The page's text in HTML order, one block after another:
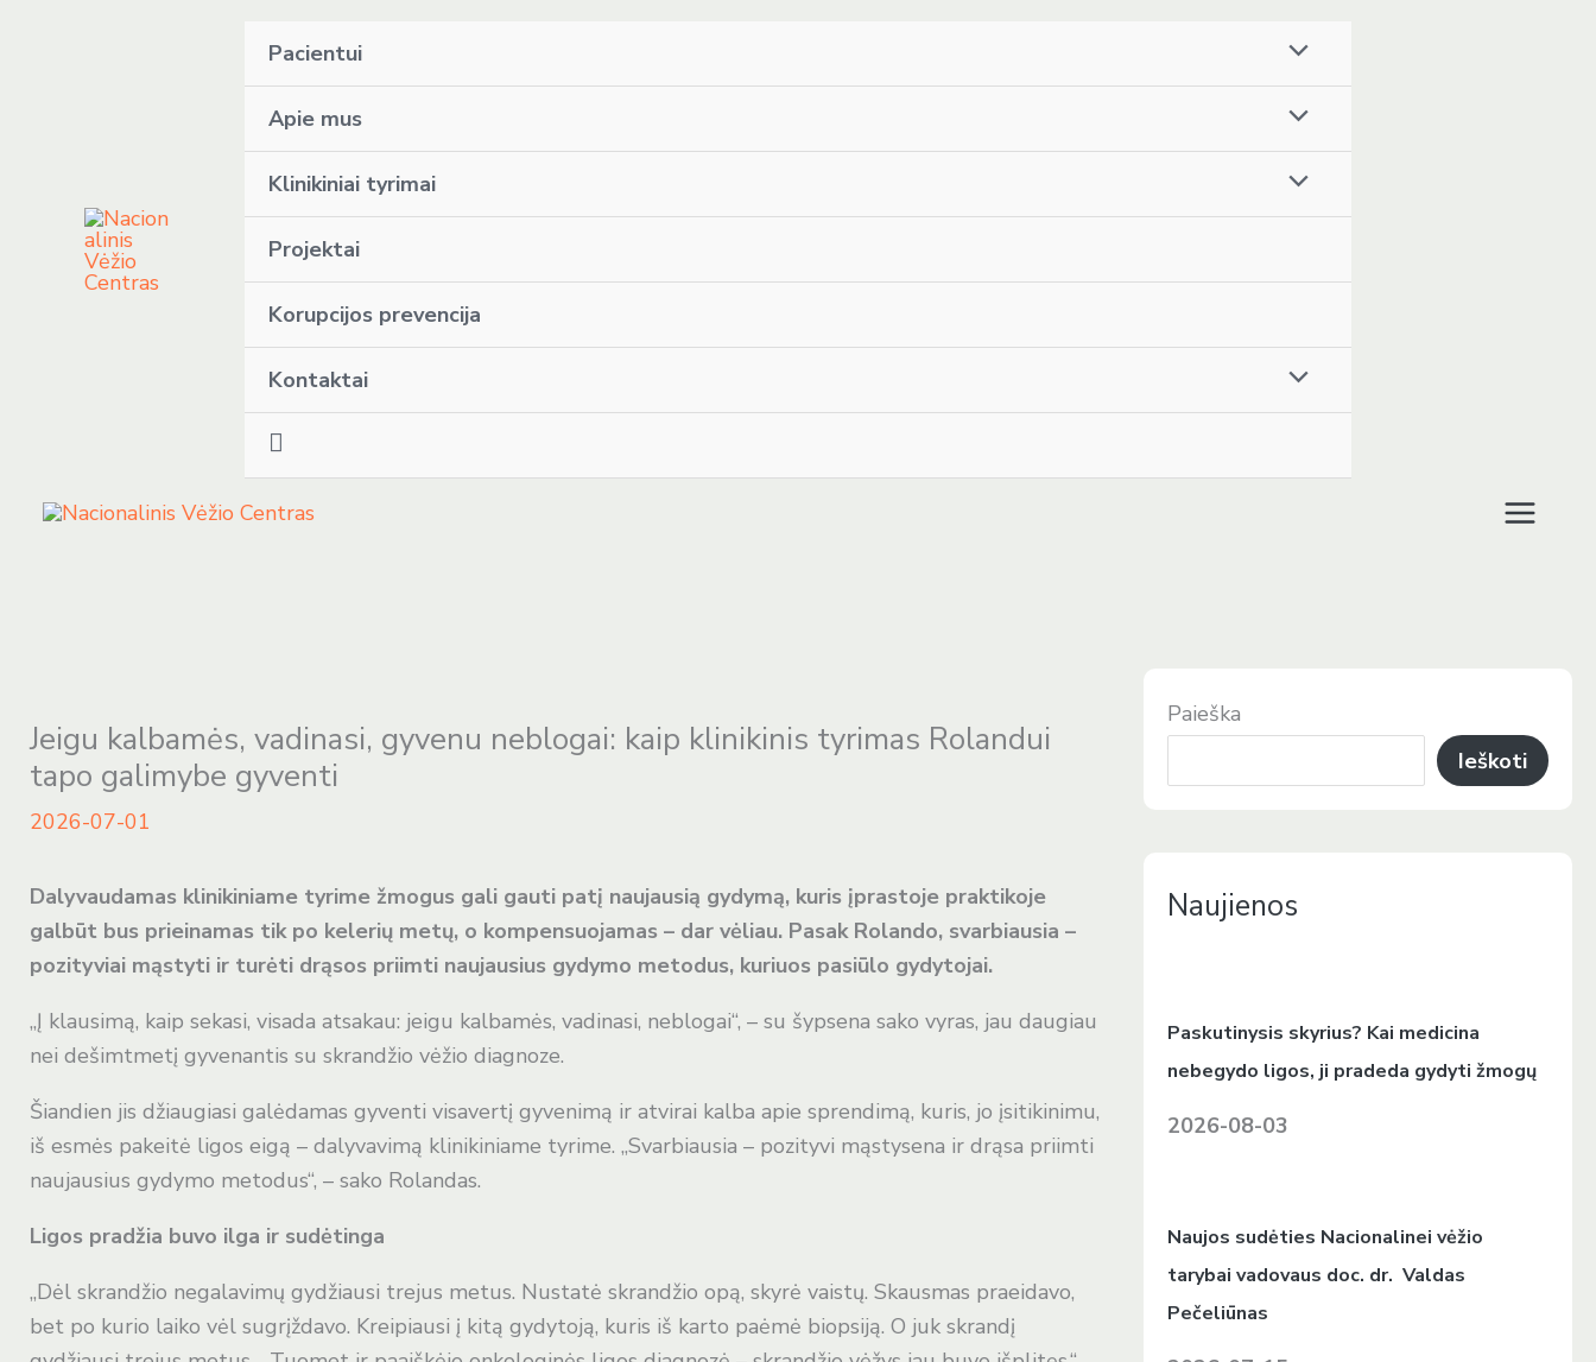
Pacientui
Apie mus
Klinikiniai tyrimai
Projektai
Korupcijos prevencija
Kontaktai
u
t
e
m
s
e
l
Jeigu kalbamės, vadinasi, gyvenu neblogai: kaip klinikinis tyrimas Rolandui
tapo galimybe gyventi
2026-07-01
Dalyvaudamas klinikiniame tyrime žmogus gali gauti patį naujausią gydymą, kuris įprastoje praktikoje
galbūt bus prieinamas tik po kelerių metų, o kompensuojamas – dar vėliau. Pasak Rolando, svarbiausia –
pozityviai mąstyti ir turėti drąsos priimti naujausius gydymo metodus, kuriuos pasiūlo gydytojai.
„Į klausimą, kaip sekasi, visada atsakau: jeigu kalbamės, vadinasi, neblogai“, – su šypsena sako vyras, jau daugiau
nei dešimtmetį gyvenantis su skrandžio vėžio diagnoze.
Šiandien jis džiaugiasi galėdamas gyventi visavertį gyvenimą ir atvirai kalba apie sprendimą, kuris, jo įsitikinimu,
iš esmės pakeitė ligos eigą – dalyvavimą klinikiniame tyrime. „Svarbiausia – pozityvi mąstysena ir drąsa priimti
naujausius gydymo metodus“, – sako Rolandas.
Ligos pradžia buvo ilga ir sudėtinga
„Dėl skrandžio negalavimų gydžiausi trejus metus. Nustatė skrandžio opą, skyrė vaistų. Skausmas praeidavo,
bet po kurio laiko vėl sugrįždavo. Kreipiausi į kitą gydytoją, kuris iš karto paėmė biopsiją. O juk skrandį
Paieška
Ieškoti
Naujienos
Paskutinysis skyrius? Kai medicina
nebegydo ligos, ji pradeda gydyti žmogų
2026-08-03
Naujos sudėties Nacionalinei vėžio
tarybai vadovaus doc. dr. Valdas
Pečeliūnas